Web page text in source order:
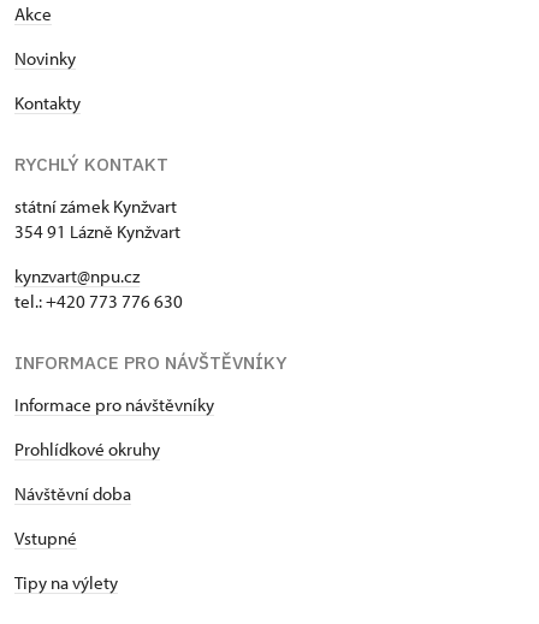
Akce
Novinky
Kontakty
RYCHLÝ KONTAKT
státní zámek Kynžvart
354 91 Lázně Kynžvart
kynzvart@npu.cz
tel.: +420 773 776 630
INFORMACE PRO NÁVŠTĚVNÍKY
Informace pro návštěvníky
Prohlídkové okruhy
Návštěvní doba
Vstupné
Tipy na výlety